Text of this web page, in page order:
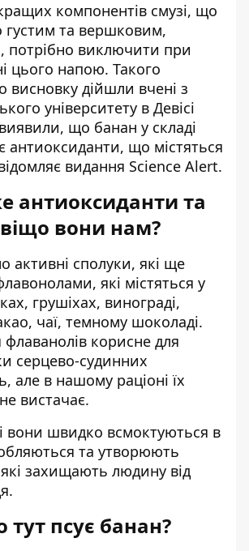
компонентів смузі, що
густим та вершковим,
потрібно виключити при
цього напою. Такого
висновку дійшли вчені з
університету в Девісі
що банан у складі
антиоксиданти, що містяться
видання Science Alert.
антиоксиданти та
вони нам?
активні сполуки, які ще
які містяться у
грушіхах, винограді,
чаї, темному шоколаді.
корисне для
серцево-судинних
але в нашому раціоні їх
вистачає.
вони швидко всмоктуються в
та утворюють
захищають людину від
тут псує банан?